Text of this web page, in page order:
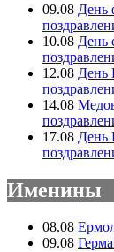
09.08 День
10.08 День
12.08 День
14.08
17.08 День
Именины
08.08
09.08